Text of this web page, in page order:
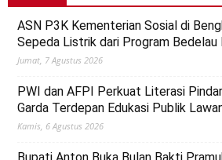
ASN P3K Kementerian Sosial di
Sepeda Listrik dari Program Bedelau
Jumat, 7 Agustus 2026
PWI dan AFPI Perkuat Literasi
Garda Terdepan Edukasi Publik
Kamis, 6 Agustus 2026